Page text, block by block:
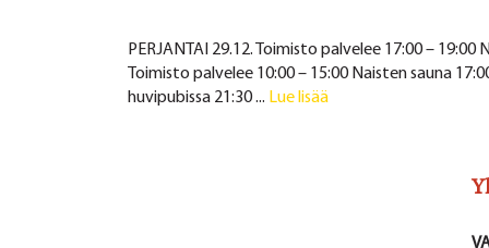
PERJANTAI 29.12. Toimisto palvelee 17:00 –
Toimisto palvelee 10:00 – 15:00 Naisten sauna
huvipubissa 21:30 ... Lue lisää